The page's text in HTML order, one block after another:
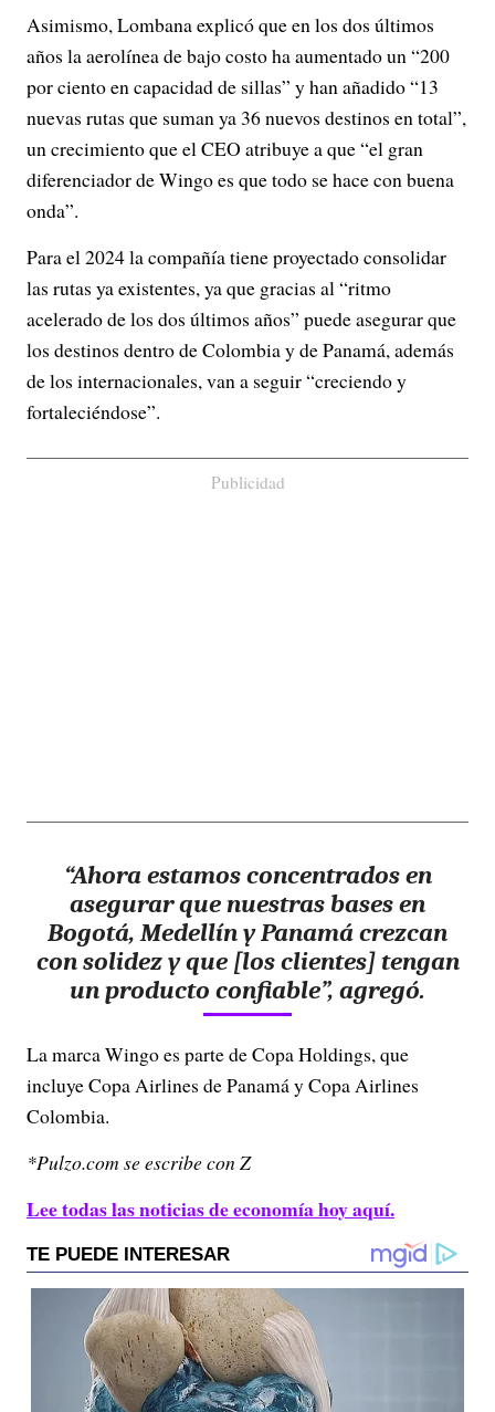
Asimismo, Lombana explicó que en los dos últimos
años la aerolínea de bajo costo ha aumentado un “200
por ciento en capacidad de sillas” y han añadido “13
nuevas rutas que suman ya 36 nuevos destinos en total”,
un crecimiento que el CEO atribuye a que “el gran
diferenciador de Wingo es que todo se hace con buena
onda”.
Para el 2024 la compañía tiene proyectado consolidar
las rutas ya existentes, ya que gracias al “ritmo
acelerado de los dos últimos años” puede asegurar que
los destinos dentro de Colombia y de Panamá, además
de los internacionales, van a seguir “creciendo y
fortaleciéndose”.
Publicidad
“Ahora estamos concentrados en
asegurar que nuestras bases en
Bogotá, Medellín y Panamá crezcan
con solidez y que [los clientes] tengan
un producto confiable”, agregó.
La marca Wingo es parte de Copa Holdings, que
incluye Copa Airlines de Panamá y Copa Airlines
Colombia.
*Pulzo.com se escribe con Z
Lee todas las noticias de economía hoy aquí.